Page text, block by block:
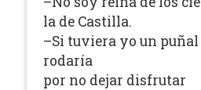
la de Castilla.
–Si tuviera yo un
rodaría
por no dejar disfrutar